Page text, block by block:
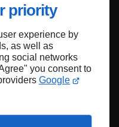
priority
experience by
as well as
social networks
you consent to
Google